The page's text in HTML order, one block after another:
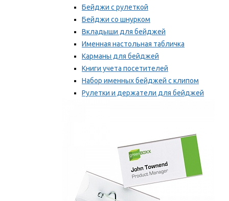
Бейджи с рулеткой
Бейджи со шнурком
Вкладыши для бейджей
Именная настольная табличка
Карманы для бейджей
Книги учета посетителей
Набор именных бейджей с клипом
Рулетки и держатели для бейджей